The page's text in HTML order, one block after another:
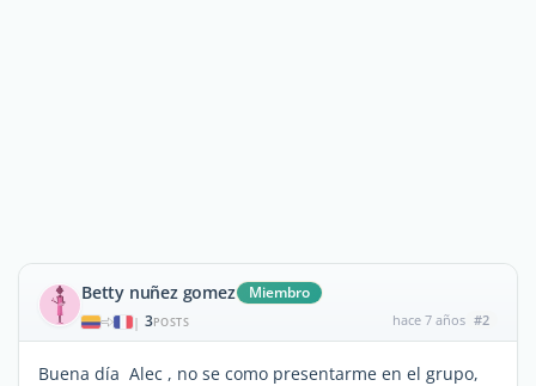
Betty nuñez gomez Miembro
| 3POSTS hace 7 años #2
Buena día Alec , no se como presentarme en el grupo,